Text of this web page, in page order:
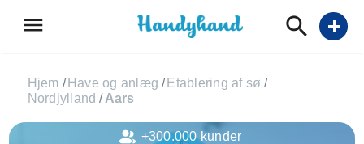
menu add
Hjem / Have og anlæg / Etablering af sø /
Nordjylland / Aars
+300.000 kunder